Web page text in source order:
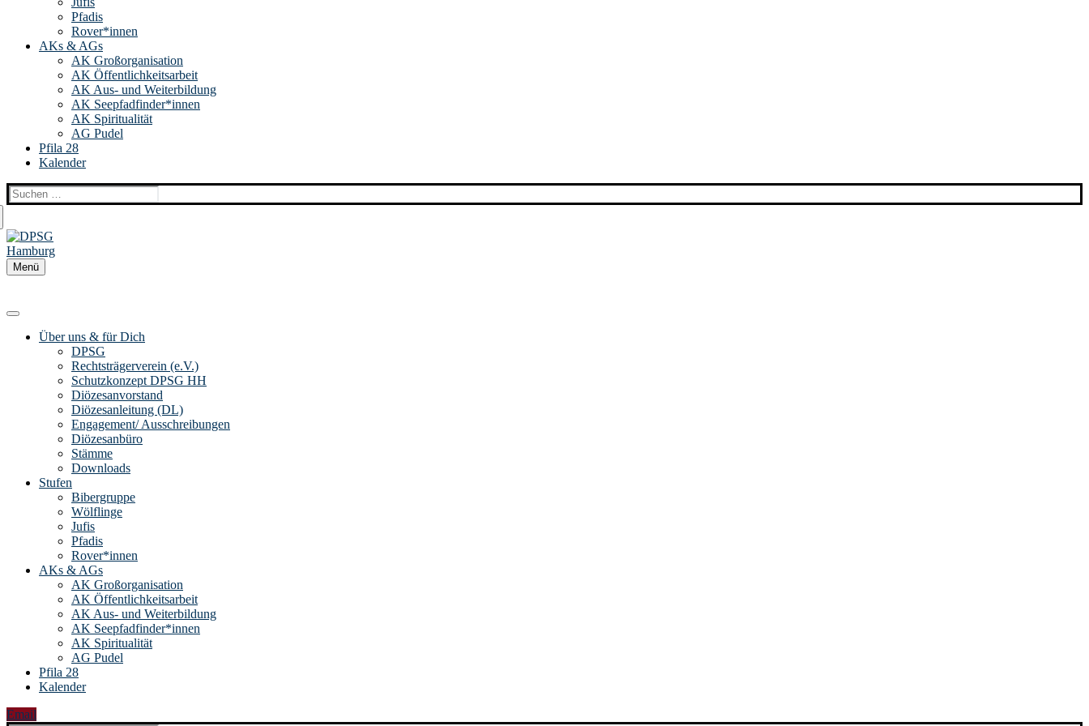
Pfadis
Rover*innen
AKs & AGs
AK Großorganisation
AK Öffentlichkeitsarbeit
AK Aus- und Weiterbildung
AK Seepfadfinder*innen
AK Spiritualität
AG Pudel
Pfila 28
Kalender
Suchen
nach:
Menü
Über uns & für Dich
DPSG
Rechtsträgerverein (e.V.)
Schutzkonzept DPSG HH
Diözesanvorstand
Diözesanleitung (DL)
Engagement/ Ausschreibungen
Diözesanbüro
Stämme
Downloads
Stufen
Bibergruppe
Wölflinge
Jufis
Pfadis
Rover*innen
AKs & AGs
AK Großorganisation
AK Öffentlichkeitsarbeit
AK Aus- und Weiterbildung
AK Seepfadfinder*innen
AK Spiritualität
AG Pudel
Pfila 28
Kalender
Email